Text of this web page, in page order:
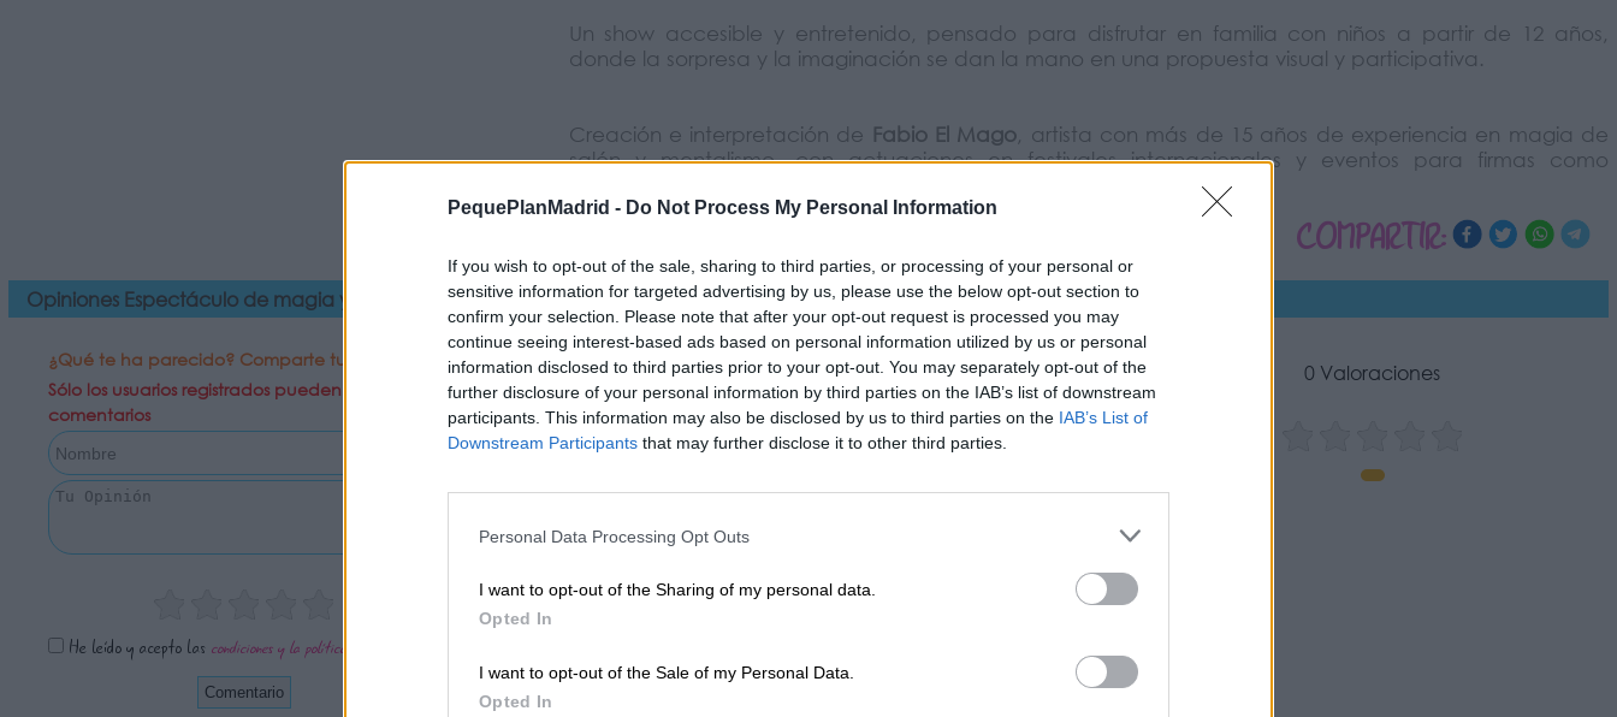
PequePlanMadrid - Do Not Process My Personal Information
If you wish to opt-out of the sale, sharing to third parties, or processing of your personal or
sensitive information for targeted advertising by us, please use the below opt-out section to
confirm your selection. Please note that after your opt-out request is processed you may
continue seeing interest-based ads based on personal information utilized by us or personal
information disclosed to third parties prior to your opt-out. You may separately opt-out of the
further disclosure of your personal information by third parties on the IAB’s list of downstream
participants. This information may also be disclosed by us to third parties on the IAB’s List of
Downstream Participants that may further disclose it to other third parties.
Personal Data Processing Opt Outs
I want to opt-out of the Sharing of my personal data.
Opted In
I want to opt-out of the Sale of my Personal Data.
Opted In
Un show accesible y entretenido, pensado para disfrutar en familia con niños a partir de 12 años,
donde la sorpresa y la imaginación se dan la mano en una propuesta visual y participativa.
Creación e interpretación de Fabio El Mago , artista con más de 15 años de experiencia en magia de
salón y mentalismo, con actuaciones en festivales internacionales y eventos para firmas como
COMPARTIR:
Opiniones Espectáculo de magia y humor - Sueños Mágicos
¿Qué te ha parecido? Comparte tu opinión:
Sólo los usuarios registrados pueden escribir
comentarios
He leído y acepto las condiciones y la política de privacidad
0 Valoraciones